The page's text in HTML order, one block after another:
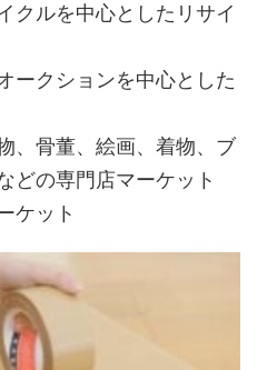
クルを中心としたリサイ
ークションを中心とした
、骨董、絵画、着物、ブ
どの専門店マーケット
ケット